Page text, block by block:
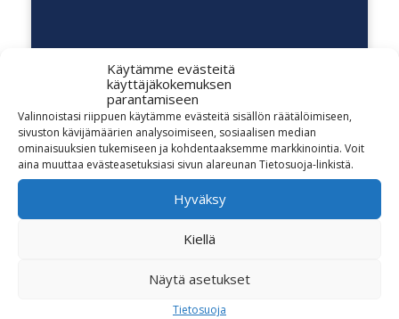
Käytämme evästeitä
käyttäjäkokemuksen
parantamiseen
Valinnoistasi riippuen käytämme evästeitä sisällön räätälöimiseen,
sivuston kävijämäärien analysoimiseen, sosiaalisen median
ominaisuuksien tukemiseen ja kohdentaaksemme markkinointia. Voit
aina muuttaa evästeasetuksiasi sivun alareunan Tietosuoja-linkistä.
Hyväksy
Kiellä
Näytä asetukset
Tietosuoja
Huolla katto ennen lumien
Katolle kannattaa kiivetä joka syksy, jotta sen
ongelmiin tartutaan vasta sitten, kun niitä
ilmenee, vaikka säännöllisellä huollolla